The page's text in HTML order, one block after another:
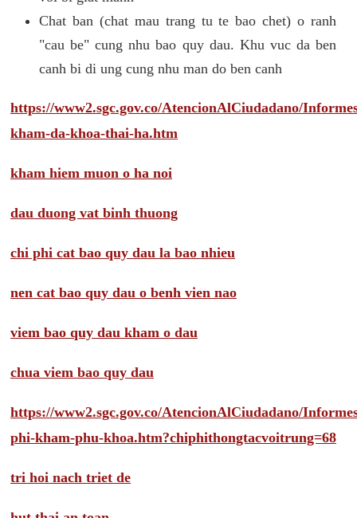
Chat ban (chat mau trang tu te bao chet) o ranh
"cau be" cung nhu bao quy dau. Khu vuc da ben
canh bi di ung cung nhu man do ben canh
https://www2.sgc.gov.co/AtencionAlCiudadano/
kham-da-khoa-thai-ha.htm
kham hiem muon o ha noi
dau duong vat binh thuong
chi phi cat bao quy dau la bao nhieu
nen cat bao quy dau o benh vien nao
viem bao quy dau kham o dau
chua viem bao quy dau
https://www2.sgc.gov.co/AtencionAlCiudadano/
phi-kham-phu-khoa.htm?chiphithongtacvoitrung=68
tri hoi nach triet de